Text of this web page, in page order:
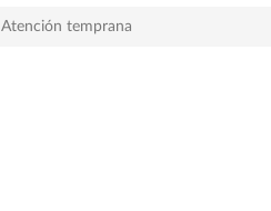
Atención temprana